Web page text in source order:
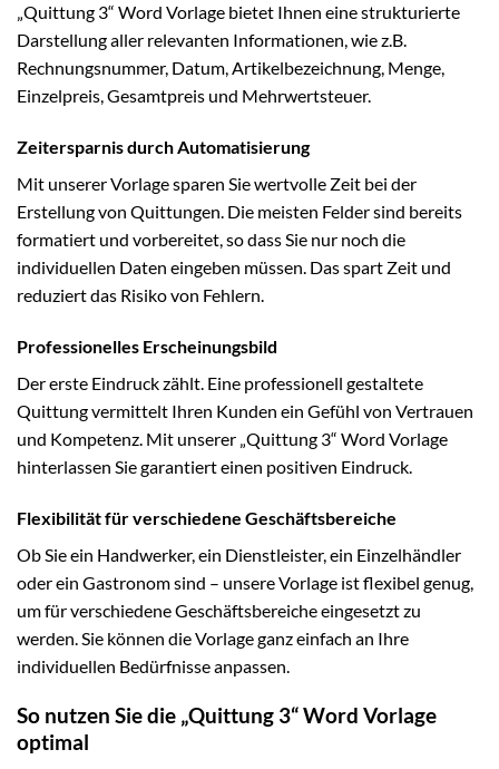
„Quittung 3“ Word Vorlage bietet Ihnen eine strukturierte
Darstellung aller relevanten Informationen, wie z.B.
Rechnungsnummer, Datum, Artikelbezeichnung, Menge,
Einzelpreis, Gesamtpreis und Mehrwertsteuer.
Zeitersparnis durch Automatisierung
Mit unserer Vorlage sparen Sie wertvolle Zeit bei der
Erstellung von Quittungen. Die meisten Felder sind bereits
formatiert und vorbereitet, so dass Sie nur noch die
individuellen Daten eingeben müssen. Das spart Zeit und
reduziert das Risiko von Fehlern.
Professionelles Erscheinungsbild
Der erste Eindruck zählt. Eine professionell gestaltete
Quittung vermittelt Ihren Kunden ein Gefühl von Vertrauen
und Kompetenz. Mit unserer „Quittung 3“ Word Vorlage
hinterlassen Sie garantiert einen positiven Eindruck.
Flexibilität für verschiedene Geschäftsbereiche
Ob Sie ein Handwerker, ein Dienstleister, ein Einzelhändler
oder ein Gastronom sind – unsere Vorlage ist flexibel genug,
um für verschiedene Geschäftsbereiche eingesetzt zu
werden. Sie können die Vorlage ganz einfach an Ihre
individuellen Bedürfnisse anpassen.
So nutzen Sie die „Quittung 3“ Word Vorlage
optimal